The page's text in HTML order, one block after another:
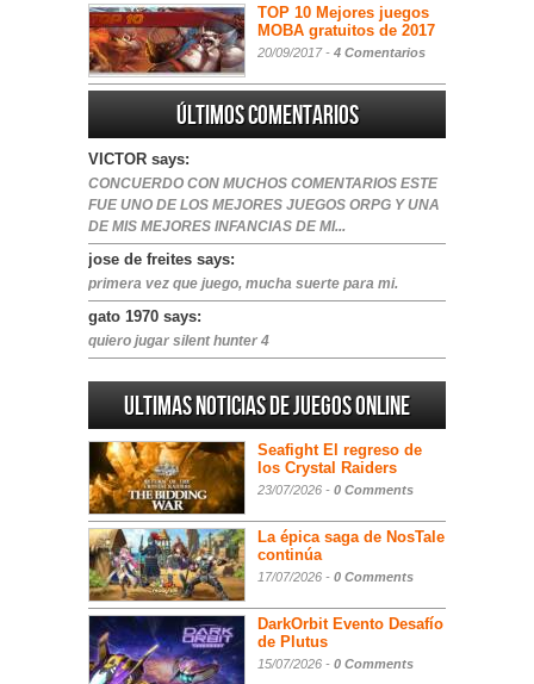
TOP 10 Mejores juegos
MOBA gratuitos de 2017
20/09/2017 - 4 Comentarios
Últimos comentarios
VICTOR says:
CONCUERDO CON MUCHOS COMENTARIOS ESTE
FUE UNO DE LOS MEJORES JUEGOS ORPG Y UNA
DE MIS MEJORES INFANCIAS DE MI...
jose de freites says:
primera vez que juego, mucha suerte para mi.
gato 1970 says:
quiero jugar silent hunter 4
Ultimas noticias de juegos online
Seafight El regreso de
los Crystal Raiders
23/07/2026 - 0 Comments
La épica saga de NosTale
continúa
17/07/2026 - 0 Comments
DarkOrbit Evento Desafío
de Plutus
15/07/2026 - 0 Comments